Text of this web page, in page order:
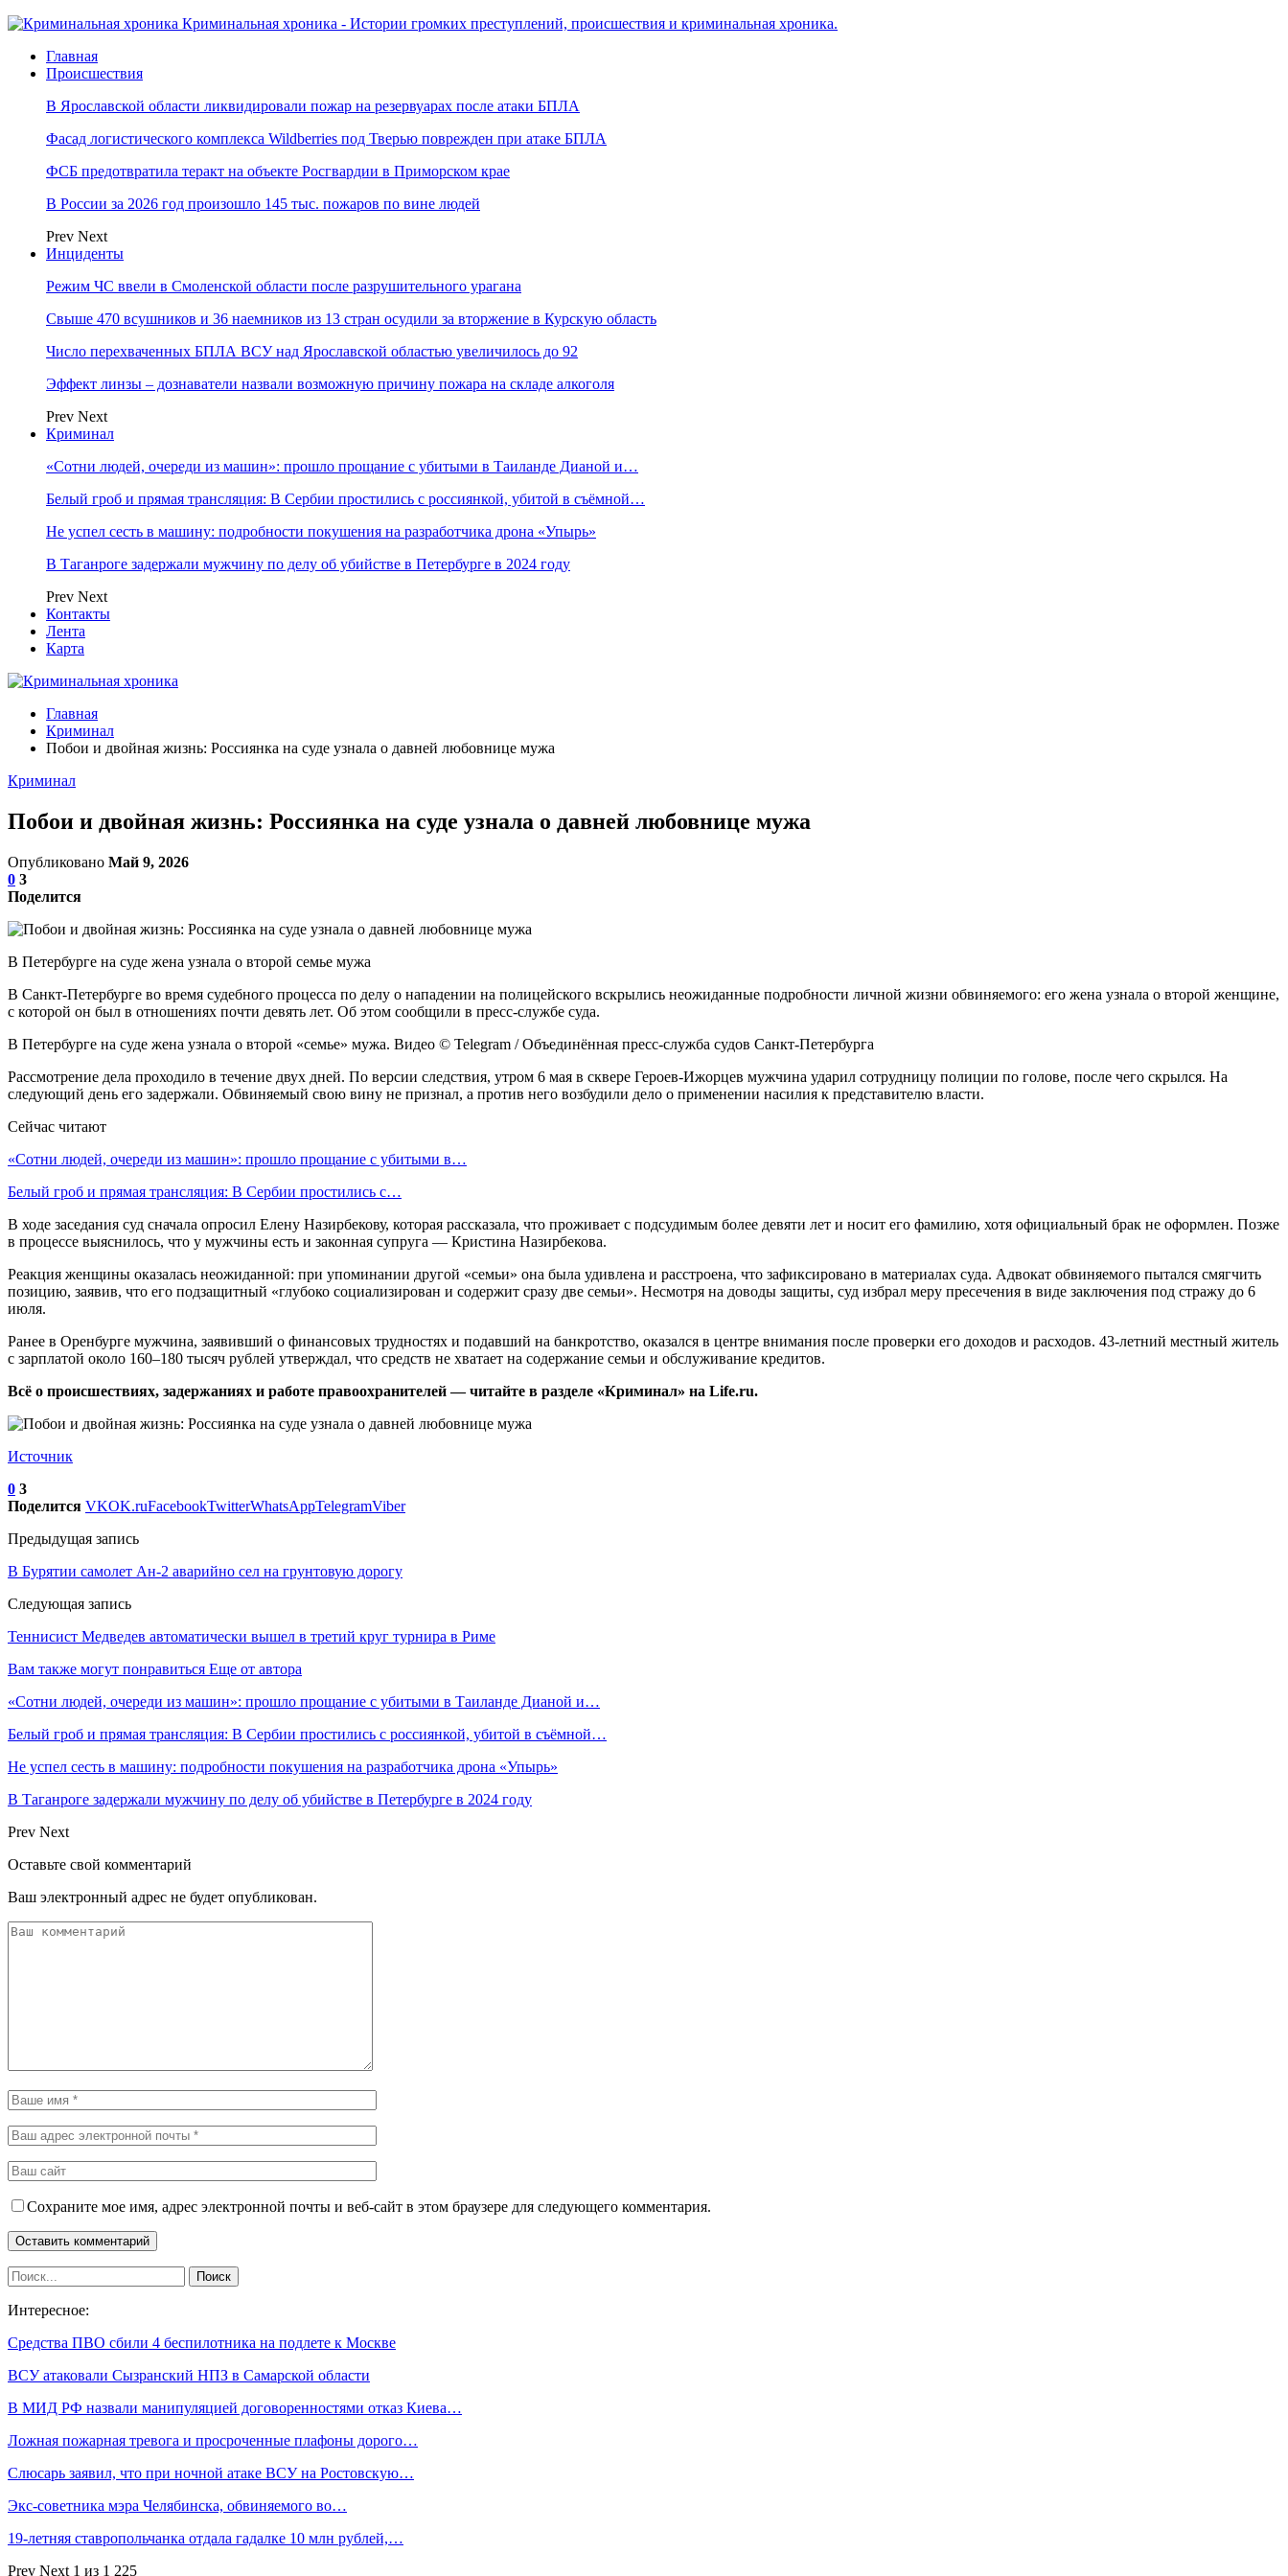
Криминальная хроника - Истории громких преступлений, происшествия и криминальная хроника.
Главная
Происшествия
В Ярославской области ликвидировали пожар на резервуарах после атаки БПЛА
Фасад логистического комплекса Wildberries под Тверью поврежден при атаке БПЛА
ФСБ предотвратила теракт на объекте Росгвардии в Приморском крае
В России за 2026 год произошло 145 тыс. пожаров по вине людей
Prev Next
Инциденты
Режим ЧС ввели в Смоленской области после разрушительного урагана
Свыше 470 всушников и 36 наемников из 13 стран осудили за вторжение в Курскую область
Число перехваченных БПЛА ВСУ над Ярославской областью увеличилось до 92
Эффект линзы – дознаватели назвали возможную причину пожара на складе алкоголя
Prev Next
Криминал
«Сотни людей, очереди из машин»: прошло прощание с убитыми в Таиланде Дианой и…
Белый гроб и прямая трансляция: В Сербии простились с россиянкой, убитой в съёмной…
Не успел сесть в машину: подробности покушения на разработчика дрона «Упырь»
В Таганроге задержали мужчину по делу об убийстве в Петербурге в 2024 году
Prev Next
Контакты
Лента
Карта
Главная
Криминал
Побои и двойная жизнь: Россиянка на суде узнала о давней любовнице мужа
Криминал
Побои и двойная жизнь: Россиянка на суде узнала о давней любовнице мужа
Опубликовано Май 9, 2026
0 3
Поделится
В Петербурге на суде жена узнала о второй семье мужа
В Санкт-Петербурге во время судебного процесса по делу о нападении на полицейского вскрылись неожиданные подробности личной жизни обвиняемого: его жена узнала о второй женщине,
с которой он был в отношениях почти девять лет. Об этом сообщили в пресс-службе суда.
В Петербурге на суде жена узнала о второй «семье» мужа. Видео © Telegram / Объединённая пресс-служба судов Санкт-Петербурга
Рассмотрение дела проходило в течение двух дней. По версии следствия, утром 6 мая в сквере Героев-Ижорцев мужчина ударил сотрудницу полиции по голове, после чего скрылся. На
следующий день его задержали. Обвиняемый свою вину не признал, а против него возбудили дело о применении насилия к представителю власти.
Сейчас читают
«Сотни людей, очереди из машин»: прошло прощание с убитыми в…
Белый гроб и прямая трансляция: В Сербии простились с…
В ходе заседания суд сначала опросил Елену Назирбекову, которая рассказала, что проживает с подсудимым более девяти лет и носит его фамилию, хотя официальный брак не оформлен. Позже
в процессе выяснилось, что у мужчины есть и законная супруга — Кристина Назирбекова.
Реакция женщины оказалась неожиданной: при упоминании другой «семьи» она была удивлена и расстроена, что зафиксировано в материалах суда. Адвокат обвиняемого пытался смягчить
позицию, заявив, что его подзащитный «глубоко социализирован и содержит сразу две семьи». Несмотря на доводы защиты, суд избрал меру пресечения в виде заключения под стражу до 6
июля.
Ранее в Оренбурге мужчина, заявивший о финансовых трудностях и подавший на банкротство, оказался в центре внимания после проверки его доходов и расходов. 43-летний местный житель
с зарплатой около 160–180 тысяч рублей утверждал, что средств не хватает на содержание семьи и обслуживание кредитов.
Всё о происшествиях, задержаниях и работе правоохранителей — читайте в разделе «Криминал» на Life.ru.
Источник
0 3
Поделится VKOK.ruFacebookTwitterWhatsAppTelegramViber
Предыдущая запись
В Бурятии самолет Ан-2 аварийно сел на грунтовую дорогу
Следующая запись
Теннисист Медведев автоматически вышел в третий круг турнира в Риме
Вам также могут понравиться Еще от автора
«Сотни людей, очереди из машин»: прошло прощание с убитыми в Таиланде Дианой и…
Белый гроб и прямая трансляция: В Сербии простились с россиянкой, убитой в съёмной…
Не успел сесть в машину: подробности покушения на разработчика дрона «Упырь»
В Таганроге задержали мужчину по делу об убийстве в Петербурге в 2024 году
Prev Next
Оставьте свой комментарий
Ваш электронный адрес не будет опубликован.
Сохраните мое имя, адрес электронной почты и веб-сайт в этом браузере для следующего комментария.
Интересное:
Средства ПВО сбили 4 беспилотника на подлете к Москве
ВСУ атаковали Сызранский НПЗ в Самарской области
В МИД РФ назвали манипуляцией договоренностями отказ Киева…
Ложная пожарная тревога и просроченные плафоны дорого…
Слюсарь заявил, что при ночной атаке ВСУ на Ростовскую…
Экс-советника мэра Челябинска, обвиняемого во…
19-летняя ставропольчанка отдала гадалке 10 млн рублей,…
Prev Next 1 из 1 225